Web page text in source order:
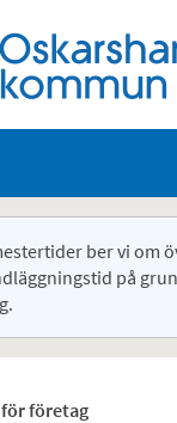
ber vi om
på
företag